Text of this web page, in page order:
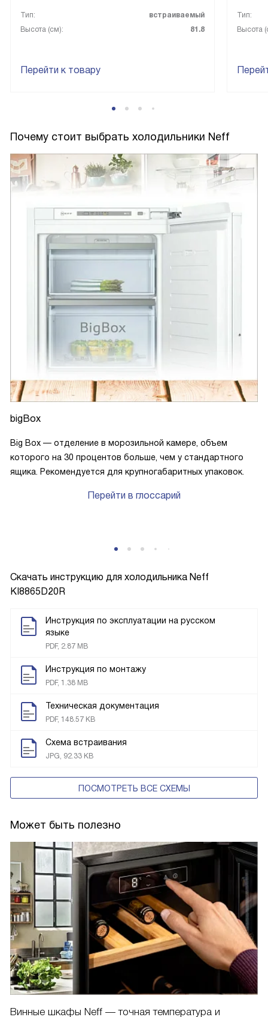
Скачать инструкцию для холодильника Neff
KI8865D20R
Инструкция по эксплуатации на русском
языке
PDF, 2.87 MB
Инструкция по монтажу
PDF, 1.38 MB
Техническая документация
PDF, 148.57 KB
Схема встраивания
JPG, 92.33 KB
ПОСМОТРЕТЬ ВСЕ СХЕМЫ
Может быть полезно
Винные шкафы Neff — точная температура и
Тип:
встраиваемый
Высота (см):
81.8
Перейти к товару
Тип:
Высота
Почему стоит выбрать холодильники Neff
bigBox
Big Box — отделение в морозильной камере, объем
которого на 30 процентов больше, чем у стандартного
ящика. Рекомендуется для крупногабаритных упаковок.
Перейти в глоссарий